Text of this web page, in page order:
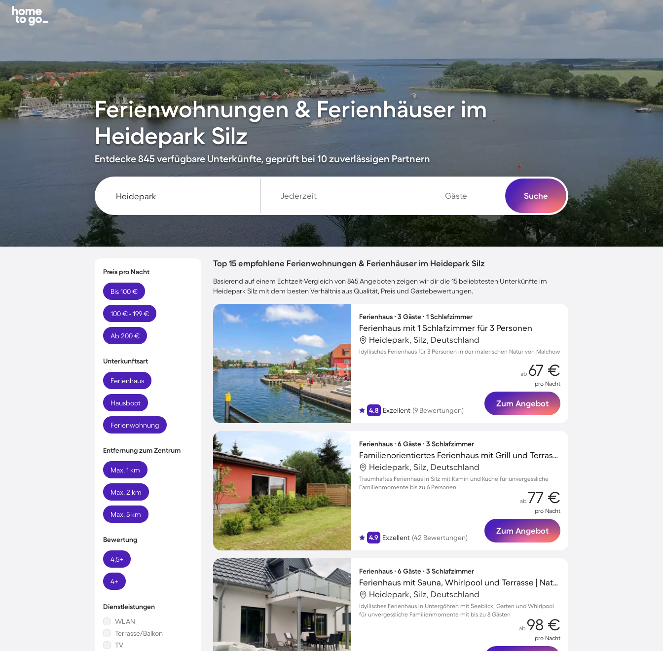
Ferienwohnungen & Ferienhäuser im
Heidepark Silz
Entdecke 845 verfügbare Unterkünfte, geprüft bei 10 zuverlässigen Partnern
Jederzeit Gäste Suche
Preis pro Nacht
Bis 100 €
100 € - 199 €
Ab 200 €
Unterkunftsart
Ferienhaus
Hausboot
Ferienwohnung
Entfernung zum Zentrum
Max. 1 km
Max. 2 km
Max. 5 km
Bewertung
4,5+
4+
Dienstleistungen
WLAN
Terrasse/Balkon
TV
Top 15 empfohlene Ferienwohnungen & Ferienhäuser im Heidepark Silz
Basierend auf einem Echtzeit-Vergleich von 845 Angeboten zeigen wir dir die 15 beliebtesten Unterkünfte im
Heidepark Silz mit dem besten Verhältnis aus Qualität, Preis und Gästebewertungen.
Ferienhaus ∙ 3 Gäste ∙ 1 Schlafzimmer
Ferienhaus mit 1 Schlafzimmer für 3 Personen
Heidepark, Silz, Deutschland
Idyllisches Ferienhaus für 3 Personen in der malerischen Natur von Malchow
4.8 Exzellent (9 Bewertungen)
ab 67 €
pro Nacht
Zum Angebot
Ferienhaus ∙ 6 Gäste ∙ 3 Schlafzimmer
Familienorientiertes Ferienhaus mit Grill und Terrasse | Naturblick
Heidepark, Silz, Deutschland
Traumhaftes Ferienhaus in Silz mit Kamin und Küche für unvergessliche
Familienmomente bis zu 6 Personen
4.9 Exzellent (42 Bewertungen)
ab 77 €
pro Nacht
Zum Angebot
Ferienhaus ∙ 6 Gäste ∙ 3 Schlafzimmer
Ferienhaus mit Sauna, Whirlpool und Terrasse | Naturblick
Heidepark, Silz, Deutschland
Idyllisches Ferienhaus in Untergöhren mit Seeblick, Garten und Whirlpool
für unvergessliche Familienmomente mit bis zu 8 Gästen
ab 98 €
pro Nacht